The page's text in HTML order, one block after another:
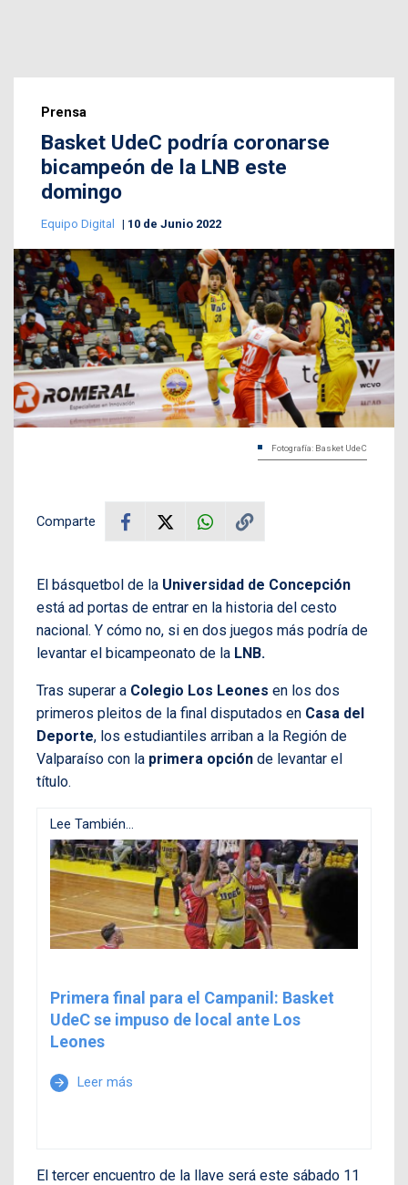
Prensa
Basket UdeC podría coronarse
bicampeón de la LNB este
domingo
Equipo Digital 10 de Junio 2022
Fotografía: Basket UdeC
Comparte
El básquetbol de la Universidad de Concepción
está ad portas de entrar en la historia del cesto
nacional. Y cómo no, si en dos juegos más podría de
levantar el bicampeonato de la LNB.
Tras superar a Colegio Los Leones en los dos
primeros pleitos de la final disputados en Casa del
Deporte, los estudiantiles arriban a la Región de
Valparaíso con la primera opción de levantar el
título.
Lee También...
Primera final para el Campanil: Basket
UdeC se impuso de local ante Los
Leones
arrow_forward Leer más
El tercer encuentro de la llave será este sábado 11